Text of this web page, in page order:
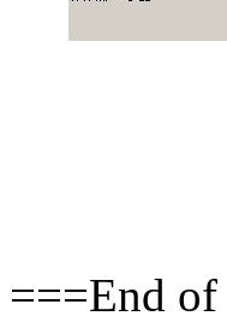
===End